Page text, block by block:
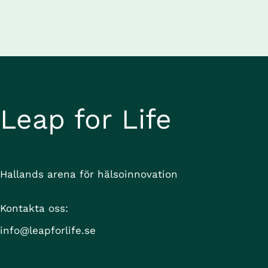
forskningsprofil inom informationsdriven vård
Leap for Life
Hallands arena för hälsoinnovation
Kontakta oss:
info@leapforlife.se